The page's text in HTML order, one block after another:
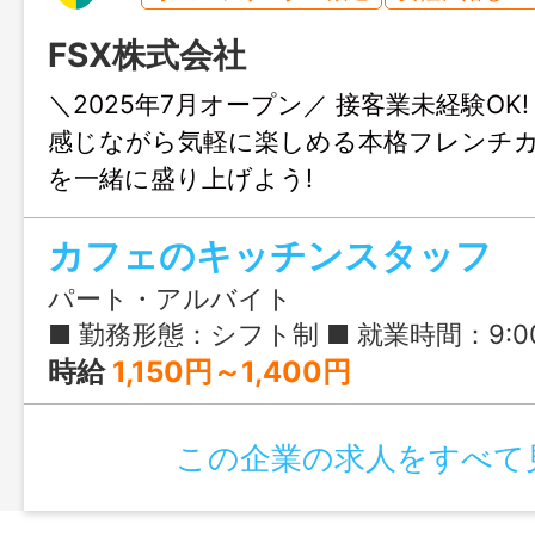
FSX株式会社
＼2025年7月オープン／ 接客業未経験
感じながら気軽に楽しめる本格フレンチ
を一緒に盛り上げよう!
カフェのキッチンスタッフ
パート・アルバイト
■ 勤務形態：シフト制 ■ 就業時間：9:00～18:00の内、希望時間勤務のご相談可能! 〈勤務例〉 ①9:00～14:00 ランチスタッフ ②14:00～18:00 アフタヌーンスタッフ ※ フルタイム（8時間）勤務
時給 1,150円～1,400円
この企業の求人をすべて